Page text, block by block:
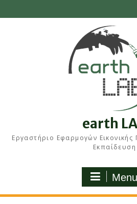
to
earth
Εργαστήριο Εφαρμογών Εικονικής
Εκπαίδευση
Menu